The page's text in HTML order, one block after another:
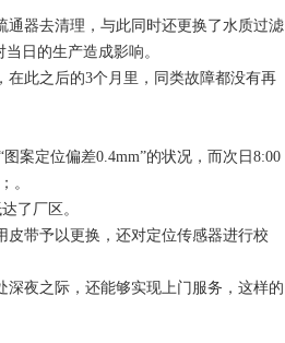
器去清理，与此同时还更换了水质过滤
日的生产造成影响。
此之后的3个月里，同类故障都没有再
案定位偏差0.4mm”的状况，而次日8:00
。
了厂区。
带予以更换，还对定位传感器进行校
夜之际，还能够实现上门服务，这样的